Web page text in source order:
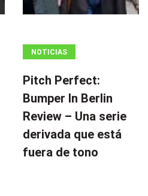
NOTICIAS
Pitch Perfect:
Bumper In Berlin
Review – Una serie
derivada que está
fuera de tono